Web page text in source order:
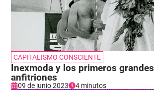
CAPITALISMO CONSCIENTE
Inexmoda y los primeros grandes
anfitriones
09 de junio 2023 4 minutos